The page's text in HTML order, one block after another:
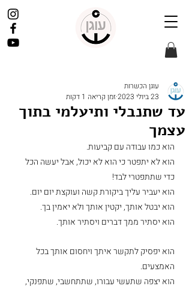
עד שתנבלי ותיעלמי בתוך
עצמך
עוגן הכשרות
23 ביולי 2023
זמן קריאה 1 דקות
הוא כמו עבודה עם קביעות.
הוא לא יתפטר כי הוא לא יכול, אבל יעשה הכל
כדי שתתפטרי לבד!
הוא יעביר עליך ביקורת קשה ועוקצת יום יום.
הוא יבטל אותך, יקטין אותך ולא יאמין בך.
הוא יסתיר ממך דברים ויסתיר אותך.
הוא יפסיק לתקשר איתך ויחסום אותך בכל
האמצעים.
הוא יצפה שתעשי עבורו, שתתחשבי, שתפנקי,